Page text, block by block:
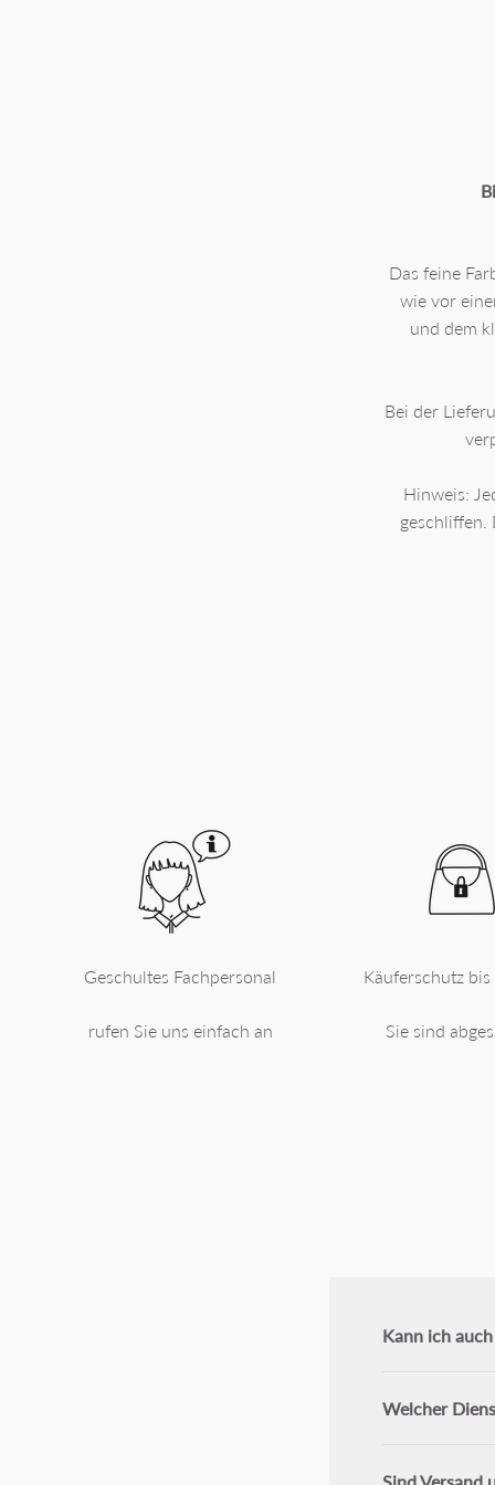
Das feine
wie vor
und dem
Bei der
Hinweis:
geschliffen.
Geschultes Fachpersonal
rufen Sie uns einfach an
Käuferschutz
Sie sind
Kann ich
Welcher